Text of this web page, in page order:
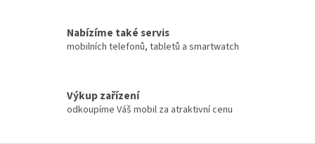
Nabízíme také servis
mobilních telefonů, tabletů a smartwatch
Výkup zařízení
odkoupíme Váš mobil za atraktivní cenu